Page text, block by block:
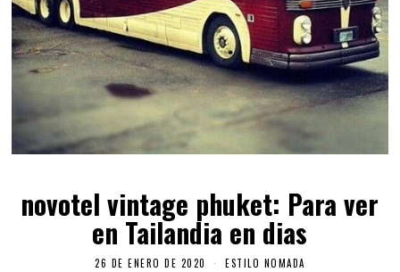
novotel vintage phuket: Para ver
en Tailandia en dias
26 DE ENERO DE 2020 ESTILO NOMADA